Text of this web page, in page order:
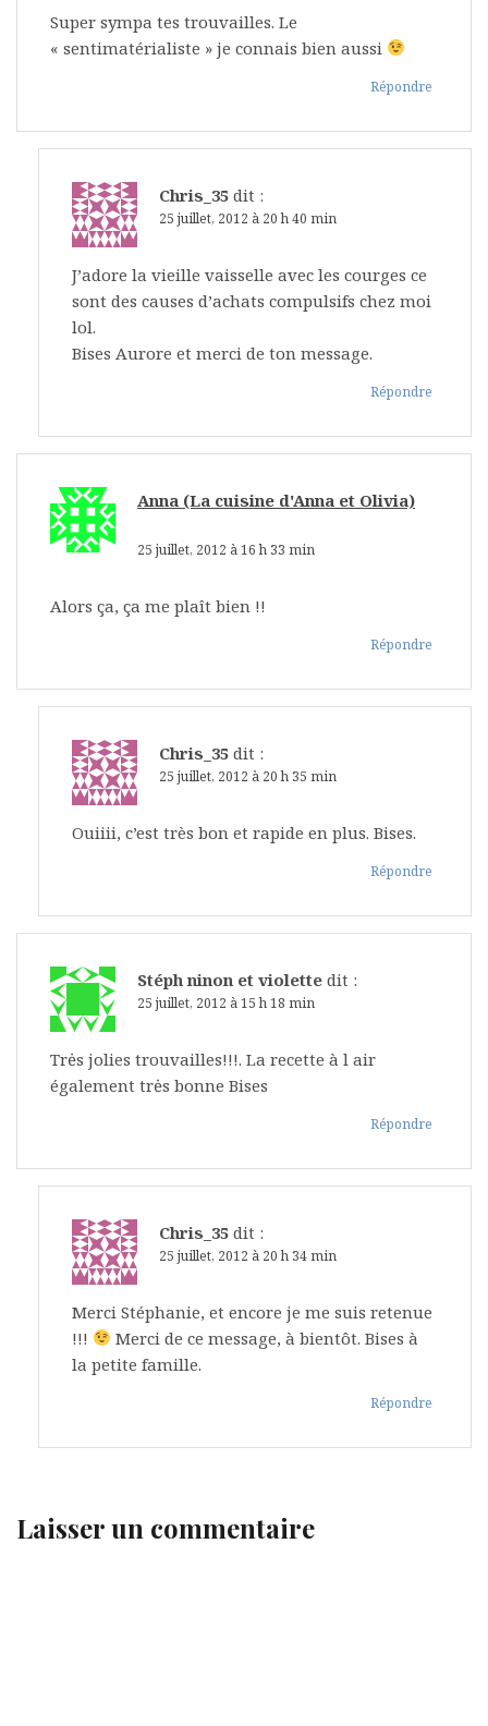
Super sympa tes trouvailles. Le
« sentimatérialiste » je connais bien aussi
Répondre
Chris_35 dit :
25 juillet, 2012 à 20 h 40 min
J’adore la vieille vaisselle avec les courges ce
sont des causes d’achats compulsifs chez moi
lol.
Bises Aurore et merci de ton message.
Répondre
Anna (La cuisine d'Anna et Olivia)
dit :
25 juillet, 2012 à 16 h 33 min
Alors ça, ça me plaît bien !!
Répondre
Chris_35 dit :
25 juillet, 2012 à 20 h 35 min
Ouiiii, c’est très bon et rapide en plus. Bises.
Répondre
Stéph ninon et violette dit :
25 juillet, 2012 à 15 h 18 min
Trės jolies trouvailles!!!. La recette à l air
également trės bonne Bises
Répondre
Chris_35 dit :
25 juillet, 2012 à 20 h 34 min
Merci Stéphanie, et encore je me suis retenue
!!!
Merci de ce message, à bientôt. Bises à
la petite famille.
Répondre
Laisser un commentaire